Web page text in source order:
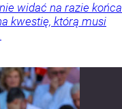
widać na razie końca
kwestię, którą musi